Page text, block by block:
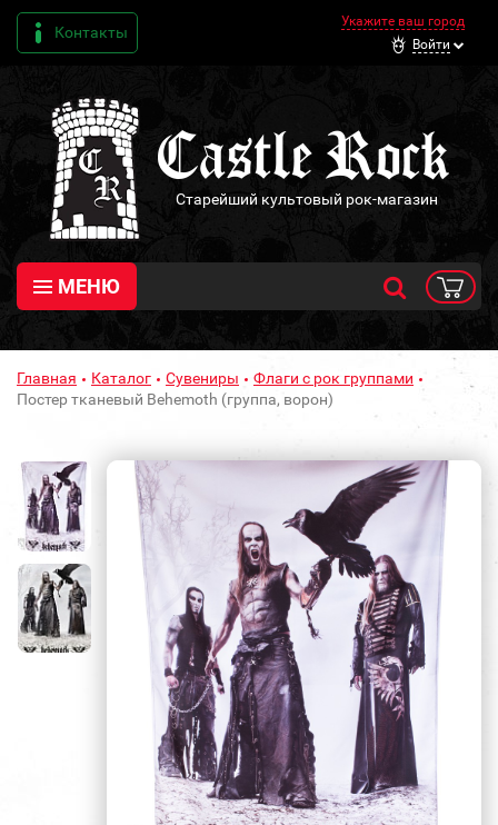
Контакты
Укажите ваш город
Войти
Старейший культовый рок-магазин
МЕНЮ
Главная Каталог Сувениры
Флаги с рок группами
Постер тканевый Behemoth (группа, ворон)